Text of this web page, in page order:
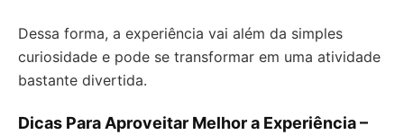
Dessa forma, a experiência vai além da simples
curiosidade e pode se transformar em uma atividade
bastante divertida.
Dicas Para Aproveitar Melhor a Experiência –